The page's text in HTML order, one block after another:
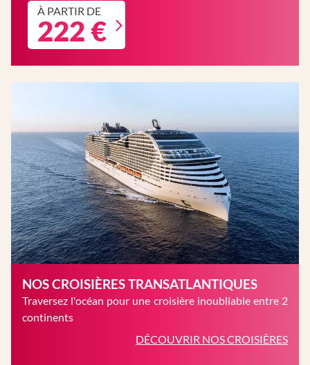
À PARTIR DE
222 €
NOS CROISIÈRES TRANSATLANTIQUES
Traversez l'océan pour une croisière inoubliable entre 2
continents
DÉCOUVRIR NOS CROISIÈRES